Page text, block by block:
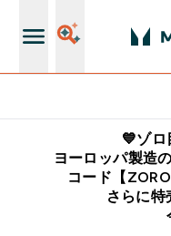
💙ゾロ
ヨーロッパ製造
コード【
さらに特